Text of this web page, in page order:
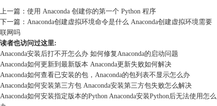
上一篇： 使用 Anaconda 创建你的第一个 Python 程序
下一篇： Anaconda创建虚拟环境命令是什么 Anaconda创建虚拟环境需要
联网吗
读者也访问过这里:
Anaconda安装后打不开怎么办 如何修复Anaconda的启动问题
Anaconda如何更新到最新版本 Anaconda更新失败如何解决
Anaconda如何查看已安装的包，Anaconda的包列表不显示怎么办
Anaconda如何安装第三方包 Anaconda安装第三方包失败怎么解决
Anaconda如何安装指定版本的Python Anaconda安装Python后无法使用怎么